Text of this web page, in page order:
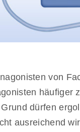
von
dürfen
ausreichend